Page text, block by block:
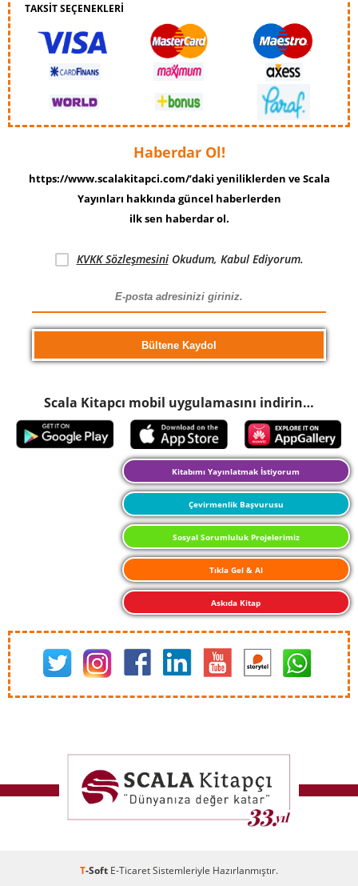
TAKSİT SEÇENEKLERİ
Haberdar Ol!
https://www.scalakitapci.com/’daki yeniliklerden ve Scala
Yayınları hakkında güncel haberlerden
ilk sen haberdar ol.
KVKK SözleşmesiniOkudum, Kabul Ediyorum.
Scala Kitapcı mobil uygulamasını indirin…
Kitabımı Yayınlatmak İstiyorum
Çevirmenlik Başvurusu
Sosyal Sorumluluk Projelerimiz
Tıkla Gel & Al
Askıda Kitap
T-Soft E-TicaretSistemleriyle Hazırlanmıştır.